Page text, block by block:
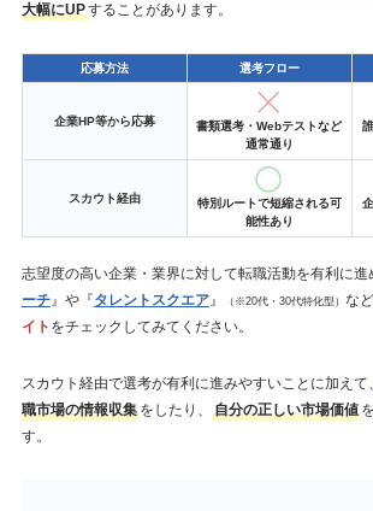
大幅にUPすることがあります。
応募方法 選考フロー
企業HP等から応募
書類選考・Webテストなど
通常通り
スカウト経由
特別ルートで短縮される可
能性あり
志望度の高い企業・業界に対して転職活動を有利に進
ーチ』や『タレントスクエア』 （※20代・30代特化型） な
イト をチェックしてみてください。
スカウト経由で選考が有利に進みやすいことに加えて、
職市場の情報収集をしたり、 自分の正しい市場価値
す。